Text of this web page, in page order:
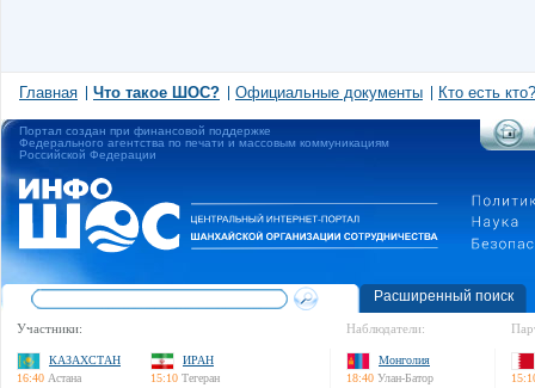
Главная Что такое ШОС? Официальные документы Кто есть кто?
Портал создан при финансовой поддержке
Федерального агентства по печати и массовым коммуникациям
Российской Федерации
Расширенный поиск
Участники:
КАЗАХСТАН
16:40 Астана
ИРАН
15:10 Тегеран
Наблюдатели:
Монголия
18:40 Улан-Батор